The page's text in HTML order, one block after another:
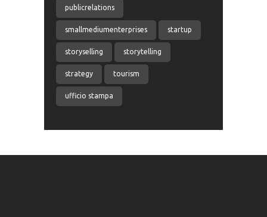
publicrelations
smallmediumenterprises startup
storyselling storytelling
strategy tourism
ufficio stampa